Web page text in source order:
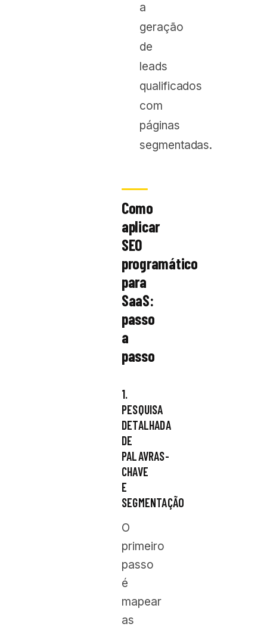
a
geração
de
leads
qualificados
com
páginas
segmentadas.
Como
aplicar
SEO
programático
para
SaaS:
passo
a
passo
1.
PESQUISA
DETALHADA
DE
PALAVRAS-
CHAVE
E
SEGMENTAÇÃO
O
primeiro
passo
é
mapear
as